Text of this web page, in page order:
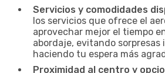
Servicios y comodidades
los servicios que ofrece el
aprovechar mejor el tiempo
abordaje, evitando sorpresas
haciendo tu espera más
Proximidad al centro y